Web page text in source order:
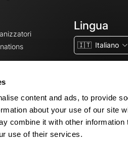
content and ads, to provide
about your use of our site
combine it with other information
use of their services.
Lingua
🇮🇹 Italiano